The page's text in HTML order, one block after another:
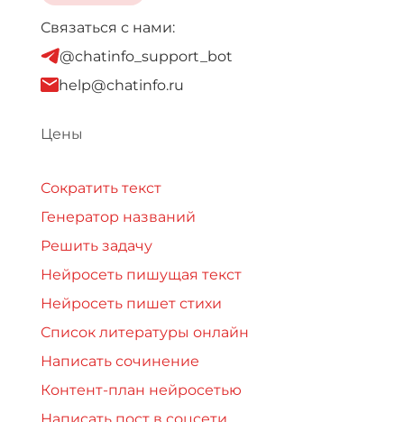
Связаться с нами:
@chatinfo_support_bot
help@chatinfo.ru
Цены
Сократить текст
Генератор названий
Решить задачу
Нейросеть пишущая текст
Нейросеть пишет стихи
Список литературы онлайн
Написать сочинение
Контент-план нейросетью
Написать пост в соцсети